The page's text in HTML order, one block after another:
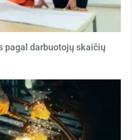
pagal darbuotojų skaičių